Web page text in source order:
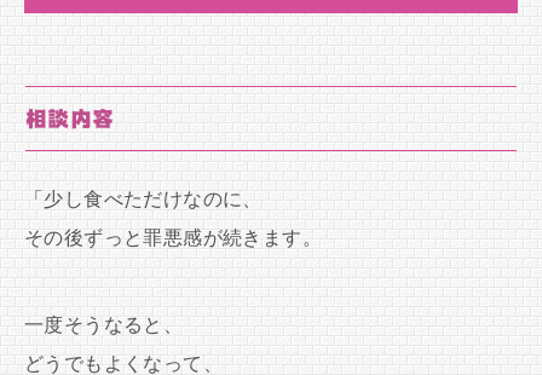
相談内容
「少し食べただけなのに、
その後ずっと罪悪感が続きます。
一度そうなると、
どうでもよくなって、